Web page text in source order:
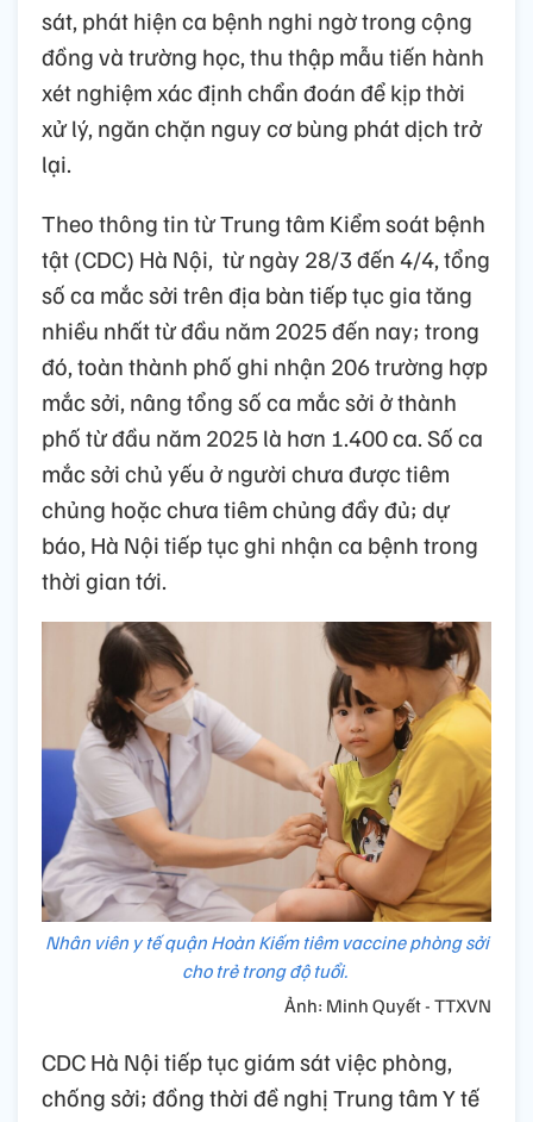
sát, phát hiện ca bệnh nghi ngờ trong cộng
đồng và trường học, thu thập mẫu tiến hành
xét nghiệm xác định chẩn đoán để kịp thời
xử lý, ngăn chặn nguy cơ bùng phát dịch trở
lại.
Theo thông tin từ Trung tâm Kiểm soát bệnh
tật (CDC) Hà Nội, từ ngày 28/3 đến 4/4, tổng
số ca mắc sởi trên địa bàn tiếp tục gia tăng
nhiều nhất từ đầu năm 2025 đến nay; trong
đó, toàn thành phố ghi nhận 206 trường hợp
mắc sởi, nâng tổng số ca mắc sởi ở thành
phố từ đầu năm 2025 là hơn 1.400 ca. Số ca
mắc sởi chủ yếu ở người chưa được tiêm
chủng hoặc chưa tiêm chủng đầy đủ; dự
báo, Hà Nội tiếp tục ghi nhận ca bệnh trong
thời gian tới.
Nhân viên y tế quận Hoàn Kiếm tiêm vaccine phòng sởi
cho trẻ trong độ tuổi.
Ảnh: Minh Quyết - TTXVN
CDC Hà Nội tiếp tục giám sát việc phòng,
chống sởi; đồng thời đề nghị Trung tâm Y tế